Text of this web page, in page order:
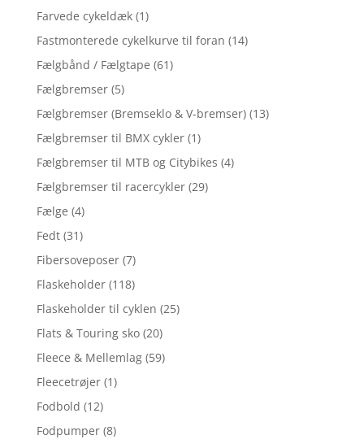
Farvede cykeldæk (1)
Fastmonterede cykelkurve til foran (14)
Fælgbånd / Fælgtape (61)
Fælgbremser (5)
Fælgbremser (Bremseklo & V-bremser) (13)
Fælgbremser til BMX cykler (1)
Fælgbremser til MTB og Citybikes (4)
Fælgbremser til racercykler (29)
Fælge (4)
Fedt (31)
Fibersoveposer (7)
Flaskeholder (118)
Flaskeholder til cyklen (25)
Flats & Touring sko (20)
Fleece & Mellemlag (59)
Fleecetrøjer (1)
Fodbold (12)
Fodpumper (8)